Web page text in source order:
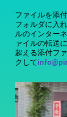
ファイルを添
フォルダに入
ルのインター
ァイルの転送
超える添付フ
クして